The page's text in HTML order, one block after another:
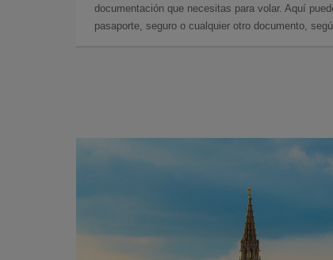
documentación que necesitas para volar. Aquí
pasaporte, seguro o cualquier otro documento,